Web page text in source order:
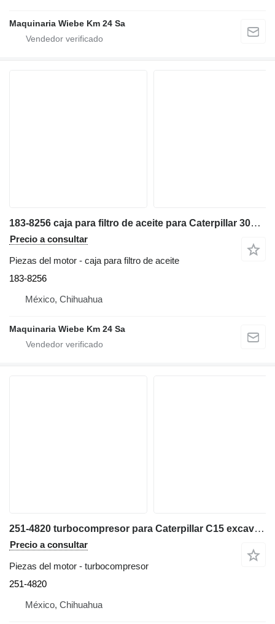
Maquinaria Wiebe Km 24 Sa
183-8256 caja para filtro de aceite para Caterpillar 307 excavadora
Precio a consultar
Piezas del motor - caja para filtro de aceite
183-8256
México, Chihuahua
Maquinaria Wiebe Km 24 Sa
251-4820 turbocompresor para Caterpillar C15 excavadora
Precio a consultar
Piezas del motor - turbocompresor
251-4820
México, Chihuahua